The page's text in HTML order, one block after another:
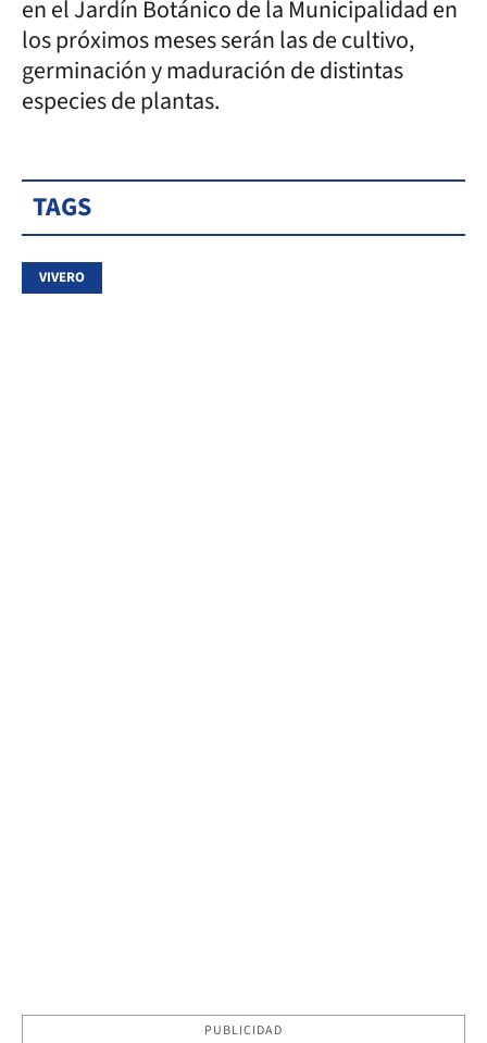
en el Jardín Botánico de la Municipalidad en
los próximos meses serán las de cultivo,
germinación y maduración de distintas
especies de plantas.
TAGS
VIVERO
PUBLICIDAD